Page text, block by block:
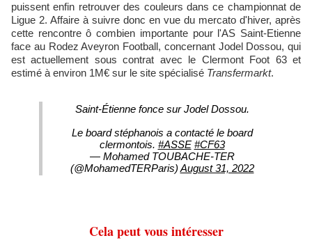
puissent enfin retrouver des couleurs dans ce championnat de
Ligue 2. Affaire à suivre donc en vue du mercato d'hiver, après
cette rencontre ô combien importante pour l'AS Saint-Etienne
face au Rodez Aveyron Football, concernant Jodel Dossou, qui
est actuellement sous contrat avec le Clermont Foot 63 et
estimé à environ 1M€ sur le site spécialisé Transfermarkt.
Saint-Étienne fonce sur Jodel Dossou.
Le board stéphanois a contacté le board
clermontois. #ASSE #CF63
— Mohamed TOUBACHE-TER
(@MohamedTERParis) August 31, 2022
Cela peut vous intéresser